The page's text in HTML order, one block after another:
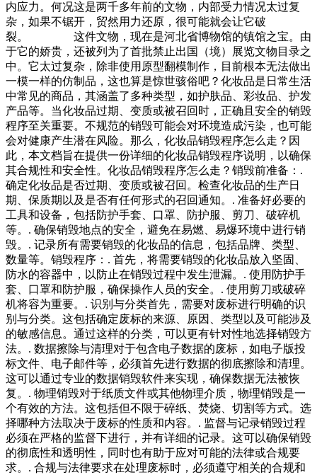
内应力。何况这是两千多年前的文物，内部受力情况太过复
杂，如果不锯开，贸然用力还原，很可能就会让它破
裂。 这件文物，现在是河北省博物馆的镇馆之宝。由
于它的娇贵，还被列为了首批禁止出国（境）展览文物目录之
中。它太过复杂，除非使用原型翻模制作，目前根本无法做出
一模一样的仿制品，这也算是惊世骇俗吧？化妆品是日常生活
中常见的商品，其涵盖了多种类型，如护肤品、彩妆品、护发
产品等。当化妆品过期、变质或被召回时，正确且安全的销毁
程序至关重要。不规范的销毁可能会对环境造成污染，也可能
会对健康产生潜在风险。那么，化妆品销毁程序怎么走？因
此，本文档旨在提供一份详细的化妆品销毁程序说明，以确保
其合规性和安全性。化妆品销毁程序怎么走？销毁前准备：.
确定化妆品是否过期、变质或被召回。检查化妆品的生产日
期、保质期以及是否有任何形式的召回通知。. 准备好必要的
工具和设备，包括防护手套、口罩、防护服、剪刀、破碎机
等。. 确保销毁地点的安全，避免在易燃、易爆环境中进行销
毁。. 记录所有需要销毁的化妆品的信息，包括品牌、类型、
数量等。销毁程序：. 首先，将需要销毁的化妆品放入坚固、
防水的容器中，以防止在销毁过程中发生泄漏。. 使用防护手
套、口罩和防护服，确保操作人员的安全。. 使用剪刀或破碎
机将容为重要。. 识别与分类首先，需要对废标进行明确的识
别与分类。这包括确定废标的来源、原因、类型以及可能涉及
的敏感信息。通过这样的分类，可以更有针对性地选择销毁方
法。. 数据擦除与清理对于包含电子数据的废标，如电子版投
标文件、电子邮件等，必须首先进行数据的彻底擦除和清理。
这可以通过专业的数据销毁软件来实现，确保数据无法被恢
复。. 物理销毁对于纸质文件或其他物理介质，物理销毁是一
个有效的方法。这包括但不限于碎纸、焚烧、切割等方式。选
择哪种方法取决于废标的性质和内容。. 监督与记录销毁过程
必须在严格的监督下进行，并有详细的记录。这可以确保销毁
的彻底性和透明性，同时也有助于应对可能的法律或合规要
求。. 合规与法律要求在处理废标时，必须遵守相关的合规和